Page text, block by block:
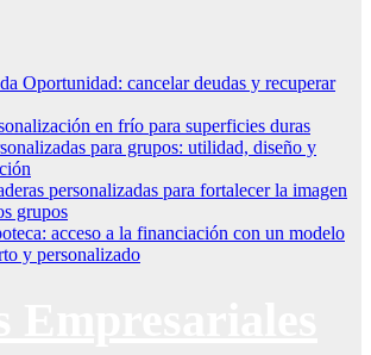
Oportunidad: cancelar deudas y recuperar
en frío para superficies duras
para grupos: utilidad, diseño y
personalizadas para fortalecer la imagen
grupos
acceso a la financiación con un modelo
y personalizado